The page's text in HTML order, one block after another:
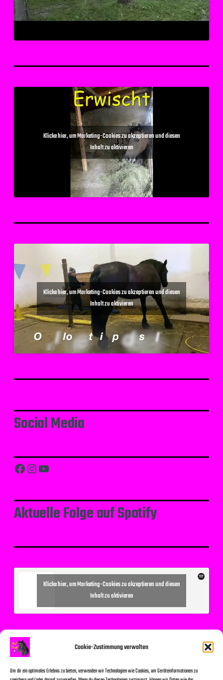
Cookie-Zustimmung verwalten
Um dir ein optimales Erlebnis zu bieten, verwenden wir Technologien wie Cookies, um Geräteinformationen zu
Klicke hier, um Marketing-Cookies zu akzeptieren und diesen
Inhalt zu aktivieren
Klicke hier, um Marketing-Cookies zu akzeptieren und diesen
Inhalt zu aktivieren
Social Media
Facebook Instagram YouTube
Aktuelle Folge auf Spotify
Klicke hier, um Marketing-Cookies zu akzeptieren und diesen
Inhalt zu aktivieren
Suchen